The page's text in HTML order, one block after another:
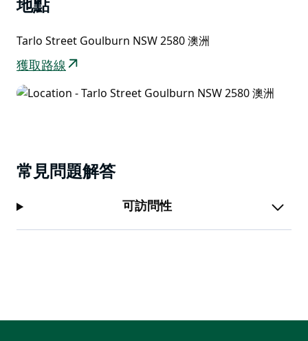
地點
Tarlo Street Goulburn NSW 2580 澳洲
獲取路線
常見問題解答
可訪問性